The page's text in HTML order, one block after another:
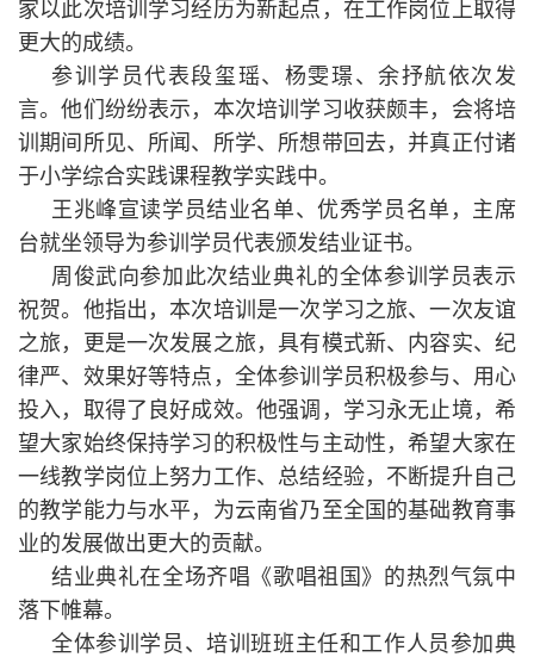
家以此次培训学习经历为新起点，在工作岗位上取得
更大的成绩。
参训学员代表段玺瑶、杨雯璟、余抒航依次发
言。他们纷纷表示，本次培训学习收获颇丰，会将培
训期间所见、所闻、所学、所想带回去，并真正付诸
于小学综合实践课程教学实践中。
王兆峰宣读学员结业名单、优秀学员名单，主席
台就坐领导为参训学员代表颁发结业证书。
周俊武向参加此次结业典礼的全体参训学员表示
祝贺。他指出，本次培训是一次学习之旅、一次友谊
之旅，更是一次发展之旅，具有模式新、内容实、纪
律严、效果好等特点，全体参训学员积极参与、用心
投入，取得了良好成效。他强调，学习永无止境，希
望大家始终保持学习的积极性与主动性，希望大家在
一线教学岗位上努力工作、总结经验，不断提升自己
的教学能力与水平，为云南省乃至全国的基础教育事
业的发展做出更大的贡献。
结业典礼在全场齐唱《歌唱祖国》的热烈气氛中
落下帷幕。
全体参训学员、培训班班主任和工作人员参加典